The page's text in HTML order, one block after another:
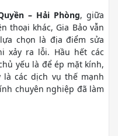
– Hải Phòng, giữa
thoại khác, Gia Bảo vẫn
chọn là địa điểm sửa
xảy ra lỗi. Hầu hết các
yếu là để ép mặt kính,
các dịch vụ thế mạnh
chuyên nghiệp đã làm